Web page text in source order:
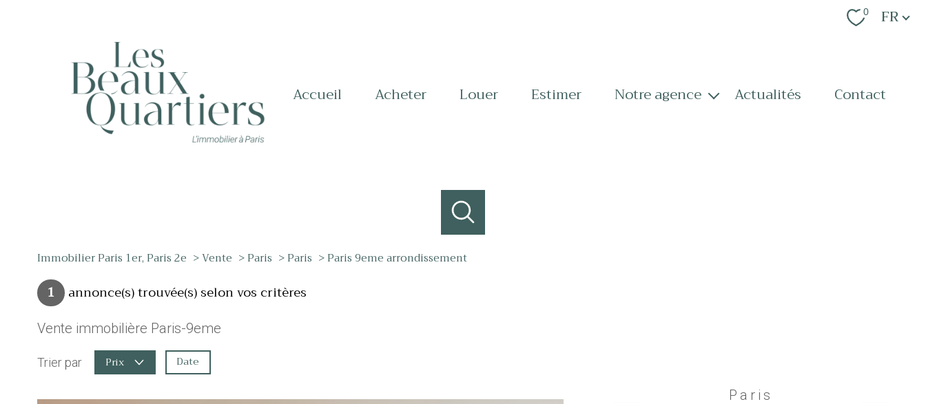
0 Langue
FR
accueil acheter louer estimer notre agence actualités contact
Immobilier Paris 1er, Paris 2e Vente Paris Paris Paris 9eme arrondissement
1 annonce(s) trouvée(s) selon vos critères
Vente immobilière Paris-9eme
Trier par Prix Date
Paris